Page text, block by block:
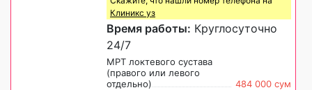
Клиникс уз
Время работы: Круглосуточно
24/7
МРТ локтевого сустава
(правого или левого
отдельно)
484 000 сум